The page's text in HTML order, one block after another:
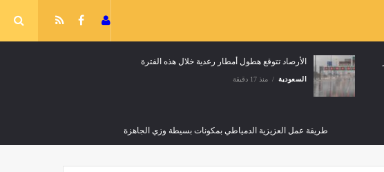
الأرصاد تتوقع هطول أمطار رعدية خلال هذه الفترة
السعودية منذ 17 دقيقة
طريقة عمل العزيزية الدمياطي بمكونات بسيطة وزي الجاهزة